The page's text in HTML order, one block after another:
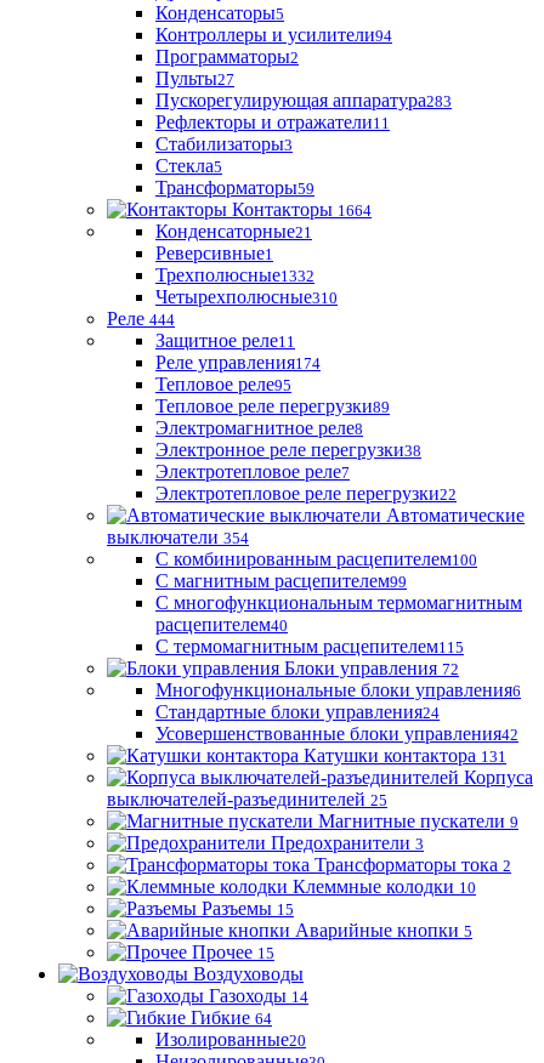
Конденсаторы5
Контроллеры и усилители94
Программаторы2
Пульты27
Пускорегулирующая аппаратура283
Рефлекторы и отражатели11
Стабилизаторы3
Стекла5
Трансформаторы59
Контакторы 1664
Конденсаторные21
Реверсивные1
Трехполюсные1332
Четырехполюсные310
Реле 444
Защитное реле11
Реле управления174
Тепловое реле95
Тепловое реле перегрузки89
Электромагнитное реле8
Электронное реле перегрузки38
Электротепловое реле7
Электротепловое реле перегрузки22
Автоматические
выключатели 354
С комбинированным расцепителем100
С магнитным расцепителем99
С многофункциональным термомагнитным
расцепителем40
С термомагнитным расцепителем115
Блоки управления 72
Многофункциональные блоки управления6
Стандартные блоки управления24
Усовершенствованные блоки управления42
Катушки контактора 131
Корпуса
выключателей-разъединителей 25
Магнитные пускатели 9
Предохранители 3
Трансформаторы тока 2
Клеммные колодки 10
Разъемы 15
Аварийные кнопки 5
Прочее 15
Воздуховоды
Газоходы 14
Гибкие 64
Изолированные20